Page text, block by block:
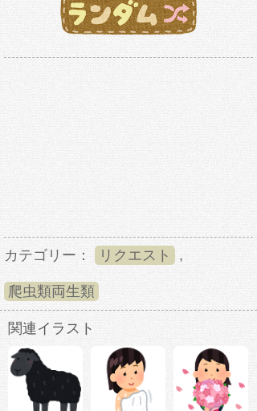
カテゴリー： リクエスト ,
爬虫類両生類
関連イラスト